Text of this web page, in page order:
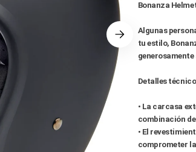
Bonanza
Algunas
tu estilo,
Detalles
• La carcasa
combinación
• El
comprometer